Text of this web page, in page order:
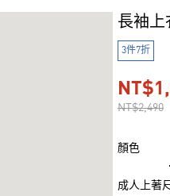
長袖上
3件7折
NT$2,490
顏色
成人上著